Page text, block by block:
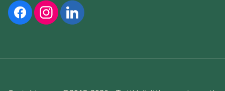
Di seguito sono elencati i nostri profili social ufficiali.